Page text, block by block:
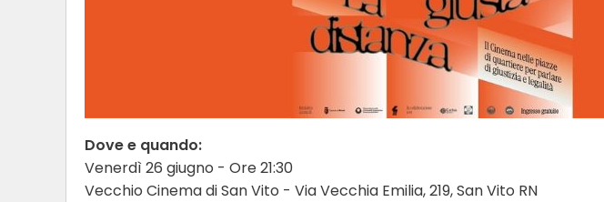
Dove e quando:
Venerdì 26 giugno - Ore 21:30
Vecchio Cinema di San Vito - Via Vecchia Emilia, 219, San Vito RN